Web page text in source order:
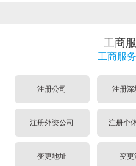
工商
工商服
注册公司 注册深
注册外资公司 注册个
变更地址 变更